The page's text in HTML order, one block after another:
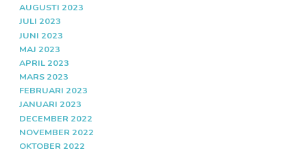
AUGUSTI 2023
JULI 2023
JUNI 2023
MAJ 2023
APRIL 2023
MARS 2023
FEBRUARI 2023
JANUARI 2023
DECEMBER 2022
NOVEMBER 2022
OKTOBER 2022